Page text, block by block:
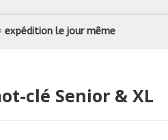
expédition le jour même
clé Senior & XL